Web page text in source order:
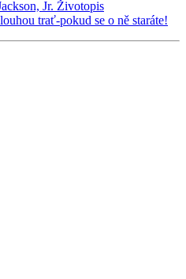
Jr. Životopis
trať-pokud se o ně staráte!